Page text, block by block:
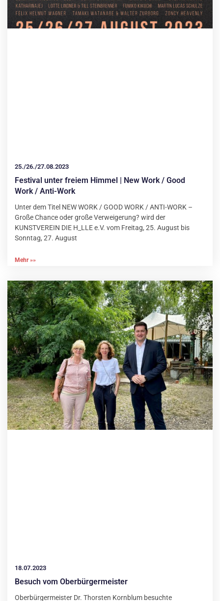
25./26./27.08.2023
Festival unter freiem Himmel | New Work / Good
Work / Anti-Work
Unter dem Titel NEW WORK / GOOD WORK / ANTI-WORK –
Große Chance oder große Verweigerung? wird der
KUNSTVEREIN DIE H_LLE e.V. vom Freitag, 25. August bis
Sonntag, 27. August
Mehr »»
18.07.2023
Besuch vom Oberbürgermeister
Oberbürgermeister Dr. Thorsten Kornblum besuchte